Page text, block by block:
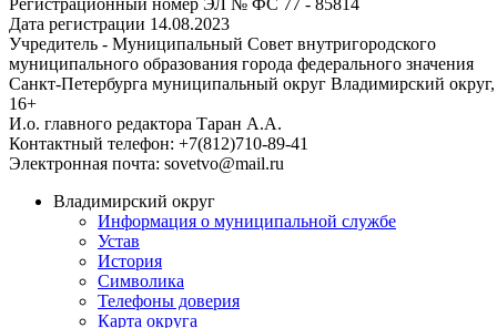
Регистрационный номер ЭЛ № ФС 77 - 85814
Дата регистрации 14.08.2023
Учредитель - Муниципальный Совет внутригородского
муниципального образования города федерального значения
Санкт-Петербурга муниципальный округ Владимирский округ,
16+
И.о. главного редактора Таран А.А.
Контактный телефон: +7(812)710-89-41
Электронная почта: sovetvo@mail.ru
Владимирский округ
Информация о муниципальной службе
Устав
История
Символика
Телефоны доверия
Карта округа